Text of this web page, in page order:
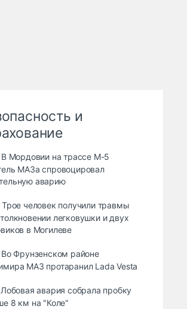
и
В Мордовии на трассе М-5
МАЗа спровоцировал
аварию
Трое человек получили травмы
легковушки и двух
в Могилеве
Во Фрунзенском районе
МАЗ протаранил Lada Vesta
Лобовая авария собрала пробку
8 км на "Коле"